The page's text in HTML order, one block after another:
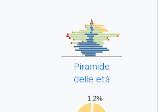
Piramide
delle età